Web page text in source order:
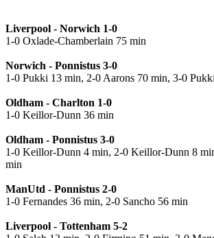
Liverpool - Norwich 1-0
1-0 Oxlade-Chamberlain 75 min
Norwich - Ponnistus 3-0
1-0 Pukki 13 min, 2-0 Aarons 70 min, 3-0
Oldham - Charlton 1-0
1-0 Keillor-Dunn 36 min
Oldham - Ponnistus 3-0
1-0 Keillor-Dunn 4 min, 2-0 Keillor-Dunn 8
min
ManUtd - Ponnistus 2-0
1-0 Fernandes 36 min, 2-0 Sancho 56 min
Liverpool - Tottenham 5-2